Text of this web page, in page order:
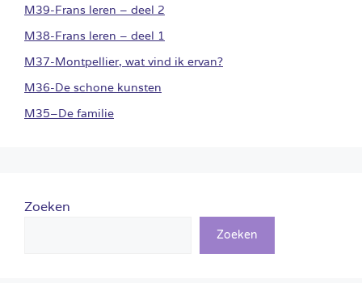
M39-Frans leren – deel 2
M38-Frans leren – deel 1
M37-Montpellier, wat vind ik ervan?
M36-De schone kunsten
M35–De familie
Zoeken
Zoeken